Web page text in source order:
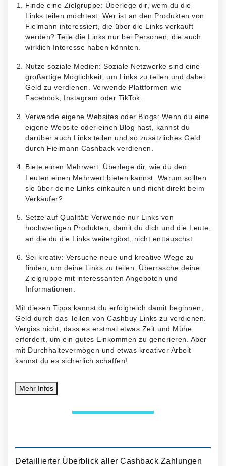
Finde eine Zielgruppe: Überlege dir, wem du die
Links teilen möchtest. Wer ist an den Produkten von
Fielmann interessiert, die über die Links verkauft
werden? Teile die Links nur bei Personen, die auch
wirklich Interesse haben könnten.
Nutze soziale Medien: Soziale Netzwerke sind eine
großartige Möglichkeit, um Links zu teilen und dabei
Geld zu verdienen. Verwende Plattformen wie
Facebook, Instagram oder TikTok.
Verwende eigene Websites oder Blogs: Wenn du eine
eigene Website oder einen Blog hast, kannst du
darüber auch Links teilen und so zusätzliches Geld
durch Fielmann Cashback verdienen.
Biete einen Mehrwert: Überlege dir, wie du den
Leuten einen Mehrwert bieten kannst. Warum sollten
sie über deine Links einkaufen und nicht direkt beim
Verkäufer?
Setze auf Qualität: Verwende nur Links von
hochwertigen Produkten, damit du dich und die Leute,
an die du die Links weitergibst, nicht enttäuschst.
Sei kreativ: Versuche neue und kreative Wege zu
finden, um deine Links zu teilen. Überrasche deine
Zielgruppe mit interessanten Angeboten und
Informationen.
Mit diesen Tipps kannst du erfolgreich damit beginnen,
Geld durch das Teilen von Cashbuy Links zu verdienen.
Vergiss nicht, dass es erstmal etwas Zeit und Mühe
erfordert, um ein gutes Einkommen zu generieren. Aber
mit Durchhaltevermögen und etwas kreativer Arbeit
kannst du es sicherlich schaffen!
Mehr Infos
Detaillierter Überblick aller Cashback Zahlungen